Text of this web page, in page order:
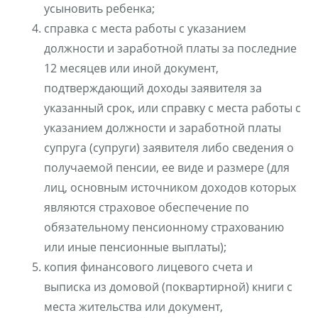
усыновить ребенка;
справка с места работы с указанием
должности и заработной платы за последние
12 месяцев или иной документ,
подтверждающий доходы заявителя за
указанный срок, или справку с места работы с
указанием должности и заработной платы
супруга (супруги) заявителя либо сведения о
получаемой пенсии, ее виде и размере (для
лиц, основным источником доходов которых
являются страховое обеспечение по
обязательному пенсионному страхованию
или иные пенсионные выплаты);
копия финансового лицевого счета и
выписка из домовой (поквартирной) книги с
места жительства или документ,